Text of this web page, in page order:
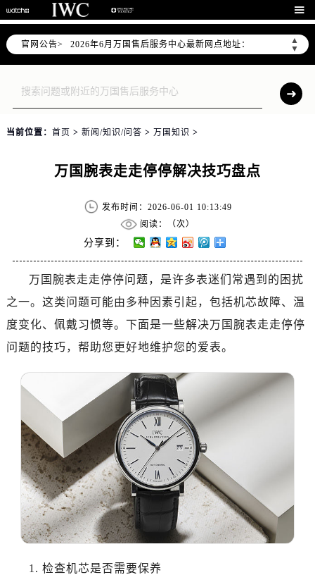

官网公告>
▲
▼
2026年6月万国上海市售后服务网络优化升级公告
2026年6月上海市万国官方售后客户服务热线：400-992-7093
2026年6月万国售后服务中心最新网点地址：
上海市徐汇区虹桥路3号港汇中心写字楼2座37层3705室（需提前预约）
当前位置： 首页 > 新闻/知识/问答 > 万国知识 >
万国腕表走走停停解决技巧盘点
发布时间：2026-06-01 10:13:49
阅读：（次）
分享到：
万国腕表走走停停问题，是许多表迷们常遇到的困扰
之一。这类问题可能由多种因素引起，包括机芯故障、温
度变化、佩戴习惯等。下面是一些解决万国腕表走走停停
问题的技巧，帮助您更好地维护您的爱表。
1. 检查机芯是否需要保养